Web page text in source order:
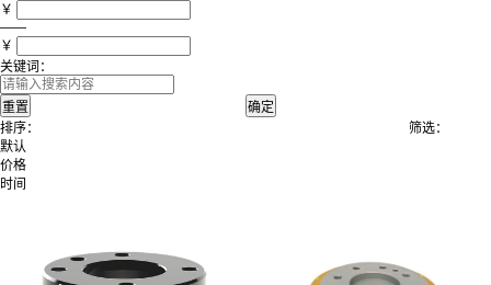
￥
——
￥
关键词：
排序：
默认
价格
时间
筛选：